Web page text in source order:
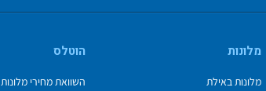
מלונות
מלונות באילת
הוטלס
השוואת מחירי מלונות